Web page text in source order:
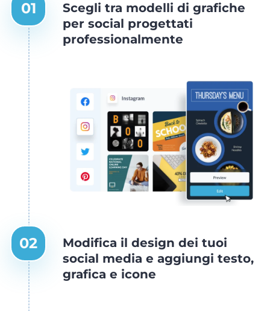
Scegli tra modelli di grafiche
per social progettati
professionalmente
Modifica il design dei tuoi
social media e aggiungi testo,
grafica e icone